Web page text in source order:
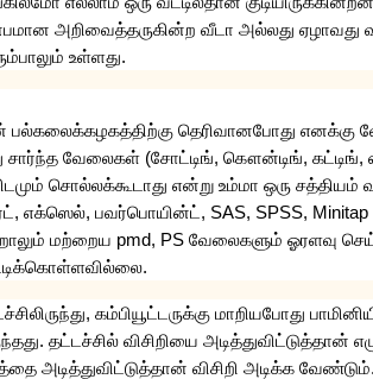
அறிவைத்தருகின்ற வீடா அல்லது ஏழாவது
உள்ளது.
பல்கலைக்கழகத்திற்கு தெரிவானபோது எனக்கு
சார்ந்த வேலைகள் (சோட்டிங், கௌன்டிங், கட்டிங்,
சொல்லக்கூடாது என்று உம்மா ஒரு சத்தியம்
, எக்ஸெல், பவர்பொயின்ட் , SAS, SPSS, Minitap
மற்றைய pmd, PS வேலைகளும் ஓரளவு
.
, கம்பியூட்டருக்கு மாறியபோது
. தட்டச்சில் விசிறியை அடித்துவிட்டுத்தான்
அடித்துவிட்டுத்தான் விசிறி அடிக்க வேண்டும்